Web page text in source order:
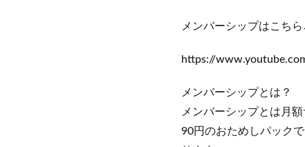
メンバーシップはこち
https://
メンバーシップとは？
メンバーシップとは月額
90円のおためしパック